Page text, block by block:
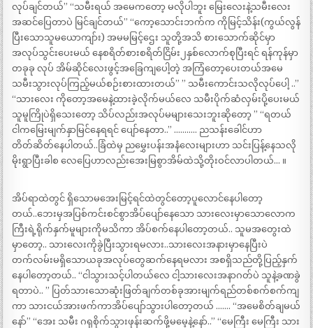
လုပ်ချင်တယ်” “သမီးရယ် အမေကတော့ မလိုပါဘူး မြေးလေးနဲ့သမီးလေး
အဆင်ပြေတာပဲ မြင်ချင်တယ်” “ကော့သောင်းဘက်က ကိုမြင့်သိန်း(ကွယ်လွန်
ပြီးသောသူမယောကျာ်း) အမမမြင့်ဌေး သူတို့အသိ စားသောက်ဆိုင်မှာ
အလုပ်သွင်းပေးမယ် နေစရိတ်စားစရိတ်ငြိမ်း၂နှစ်လောက်စုပြီးရင် ရန်ကုန်မှာ
တခုခု လုပ် အိမ်ဆိုင်လေးဖွင့်အခြေကျပေါ့တဲ့ အကြံတော့ပေးတယ်အမေ
သမီးသွားလုပ်ကြည့်မယ်စဉ်းစားထားတယ်” ” သမီးကောင်းသလိုလုပ်ပေါ့ ..”
“သားလေး ကိုတော့အမေနဲ့ထားခဲ့လိုက်မယ်လေ သမီးပိုက်ဆံလှမ်းပို့ပေးမယ်
သူမူကြိုပဲရှိသေးတော့ သိပ်လည်းအလုပ်မများသေးဘူးဆိုတော့ ” “ရတယ်
ငါကမြေးမျက်နှာမြင်နေရရင် ပျော်နေတာ..” ……….. ညသန်းခေါင်ဟာ
တိတ်ဆိတ်နေပါတယ်..ခြံထဲမှ ညမွှေးပန်းအနံလေးများဟာ သင်းပြန့်နေသလို
မိုးရွာပြီးခါစ လေပြေဟာလည်းအေးမြစွာအိမ်ထဲသို့တိုးဝင်လာပါတယ်… ။
အိပ်ရာထဲတွင် ရှိသောမအေးမြင့်ရင်ထဲတွင်တော့ပူလောင်နေပါတော့
တယ်..ဘေးမှအပြစ်ကင်းစင်စွာအိပ်ပျော်နေသော သားလေးမှာသောလောက
ကြီးရဲ့ရိုက်နှက်မူများကိုမသိကာ အိပ်စက်နေပါတော့တယ်.. သူမအတွေးထဲ
မှာတော့.. သားလေးကိုခွဲပြီးသွားရမလား..သားလေးအနားမှာနေပြီးပဲ
တက်လမ်းမရှိသောယခုအလုပ်တွေဆက်နေရမလား အစရှိသည်တို့ပြည့်နှက်
နေပါတော့တယ်.. “ငါသွားသင့်ပါတယ်လေ ငါ့သားလေးအနာဂတ်ပဲ သူနဲ့ခဏခွဲ
ရတာပဲ.. ” ပြတ်သားသောဆုံးဖြတ်ချက်တစ်ခုအားမျက်ရည်တစ်စက်စက်ကျ
ကာ သားငယ်အားဖက်ကာအိပ်ပျော်သွားပါတော့တယ် ……. “အမေစိတ်ချမယ်
နော်” “အေး သမီး ဂရုစိုက်သွားဖုန်းဆက်ဖို့မမေ့နဲ့နော်..” “မေကြီး မေကြီး သား